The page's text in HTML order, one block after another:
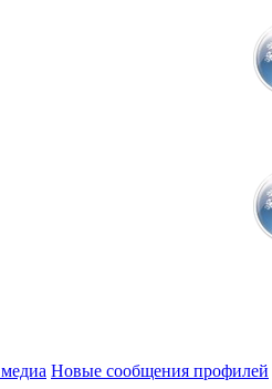
Новые сообщения профилей